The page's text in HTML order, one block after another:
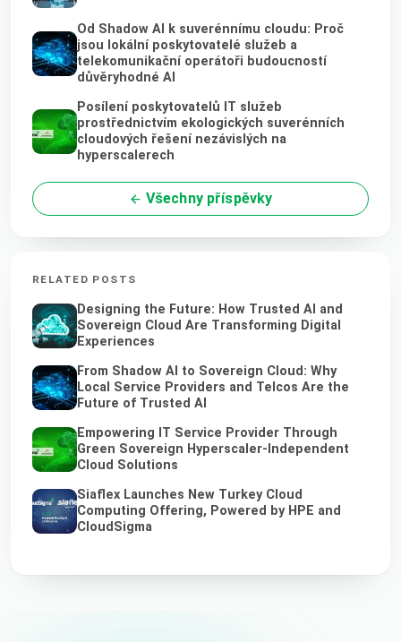
Od Shadow AI k suverénnímu cloudu: Proč
jsou lokální poskytovatelé služeb a
telekomunikační operátoři budoucností
důvěryhodné AI
Posílení poskytovatelů IT služeb
prostřednictvím ekologických suverénních
cloudových řešení nezávislých na
hyperscalerech
Všechny příspěvky
RELATED POSTS
Designing the Future: How Trusted AI and
Sovereign Cloud Are Transforming Digital
Experiences
From Shadow AI to Sovereign Cloud: Why
Local Service Providers and Telcos Are the
Future of Trusted AI
Empowering IT Service Provider Through
Green Sovereign Hyperscaler-Independent
Cloud Solutions
Siaflex Launches New Turkey Cloud
Computing Offering, Powered by HPE and
CloudSigma